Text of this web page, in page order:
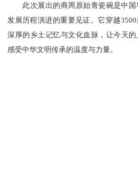
此次展出的商周原始青瓷碗是中国
发展历程演进的重要见证。它穿越
深厚的乡土记忆与文化血脉，让今天的
感受中华文明传承的温度与力量。